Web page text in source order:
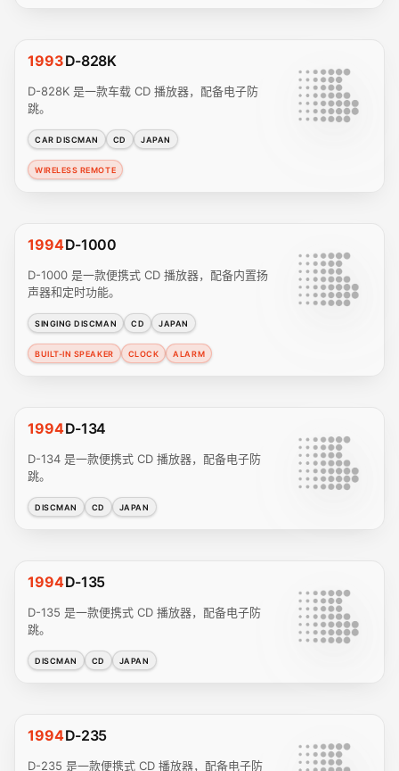
1993D-828K
D-828K 是一款车载 CD 播放器，配备电子防
跳。
CAR DISCMAN CD JAPAN
WIRELESS REMOTE
1994D-1000
D-1000 是一款便携式 CD 播放器，配备内置扬
声器和定时功能。
SINGING DISCMAN CD JAPAN
BUILT-IN SPEAKER CLOCK ALARM
1994D-134
D-134 是一款便携式 CD 播放器，配备电子防
跳。
DISCMAN CD JAPAN
1994D-135
D-135 是一款便携式 CD 播放器，配备电子防
跳。
DISCMAN CD JAPAN
1994D-235
D-235 是一款便携式 CD 播放器，配备电子防